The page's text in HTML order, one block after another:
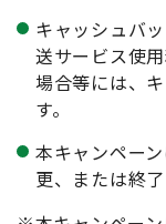
キャッシュバ
送サービス使
場合等には、
す。
本キャンペー
更、または終